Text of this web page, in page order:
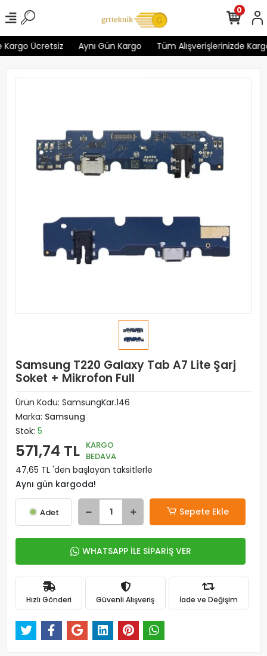
Ücretsiz Aynı Gün Kargo Tüm Alışverişlerinizde
0
Samsung T220 Galaxy Tab A7 Lite Şarj
Soket + Mikrofon Full
Ürün Kodu: SamsungKar.146
Marka: Samsung
Stok: 5
571,74 TL KARGO
BEDAVA
47,65 TL 'den başlayan taksitlerle
Aynı gün kargoda!
Adet Sepete Ekle
WHATSAPP İLE SİPARİŞ VER
Hızlı Gönderi Güvenli Alışveriş İade ve Değişim